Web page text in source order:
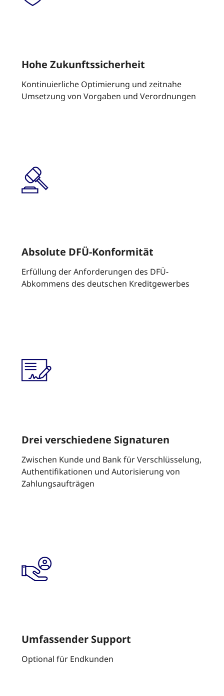
Hohe Zukunftssicherheit
Kontinuierliche Optimierung und zeitnahe
Umsetzung von Vorgaben und Verordnungen
Absolute DFÜ-Konformität
Erfüllung der Anforderungen des DFÜ-
Abkommens des deutschen Kreditgewerbes
Drei verschiedene Signaturen
Zwischen Kunde und Bank für Verschlüsselung,
Authentifikationen und Autorisierung von
Zahlungsaufträgen
Umfassender Support
Optional für Endkunden